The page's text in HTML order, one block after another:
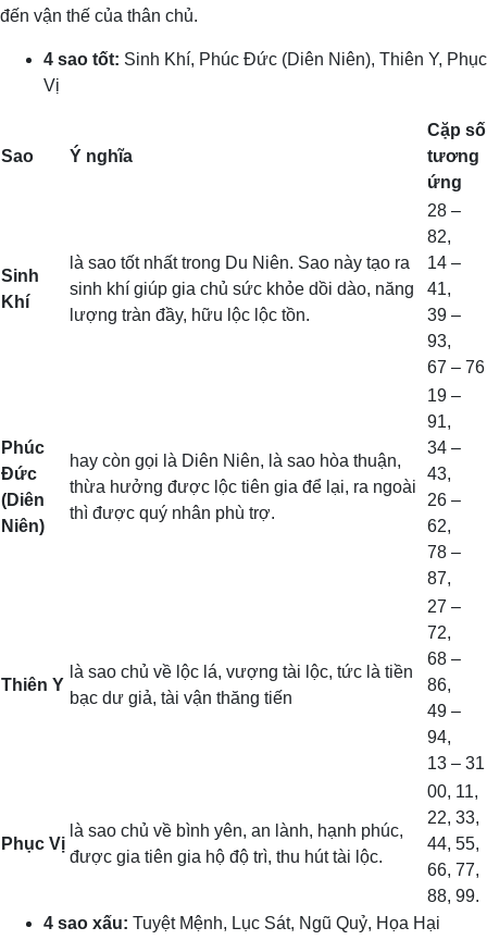
đến vận thế của thân chủ.
4 sao tốt: Sinh Khí, Phúc Đức (Diên Niên), Thiên Y, Phục
Vị
Sao Ý nghĩa
Cặp số
tương
ứng
Sinh
Khí
là sao tốt nhất trong Du Niên. Sao này tạo ra
sinh khí giúp gia chủ sức khỏe dồi dào, năng
lượng tràn đầy, hữu lộc lộc tồn.
28 –
82,
14 –
41,
39 –
93,
67 – 76
Phúc
Đức
(Diên
Niên)
hay còn gọi là Diên Niên, là sao hòa thuận,
thừa hưởng được lộc tiên gia để lại, ra ngoài
thì được quý nhân phù trợ.
19 –
91,
34 –
43,
26 –
62,
78 –
87,
Thiên Y
là sao chủ về lộc lá, vượng tài lộc, tức là tiền
bạc dư giả, tài vận thăng tiến
27 –
72,
68 –
86,
49 –
94,
13 – 31
Phục Vị
là sao chủ về bình yên, an lành, hạnh phúc,
được gia tiên gia hộ độ trì, thu hút tài lộc.
00, 11,
22, 33,
44, 55,
66, 77,
88, 99.
4 sao xấu: Tuyệt Mệnh, Lục Sát, Ngũ Quỷ, Họa Hại